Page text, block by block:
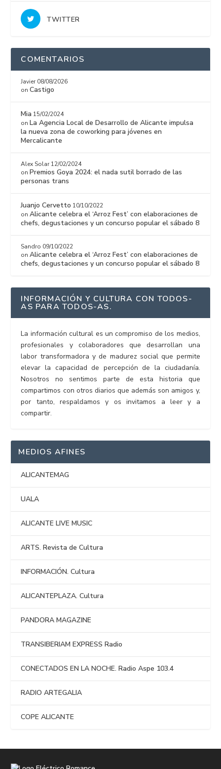
TWITTER
COMENTARIOS
Javier 08/08/2026
onCastigo
Mia 15/02/2024
onLa Agencia Local de Desarrollo de Alicante impulsa
la nueva zona de coworking para jóvenes en
Mercalicante
Alex Solar 12/02/2024
onPremios Goya 2024: el nada sutil borrado de las
personas trans
Juanjo Cervetto 10/10/2022
onAlicante celebra el ‘Arroz Fest’ con elaboraciones de
chefs, degustaciones y un concurso popular el sábado 8
Sandro 09/10/2022
onAlicante celebra el ‘Arroz Fest’ con elaboraciones de
chefs, degustaciones y un concurso popular el sábado 8
INFORMACIÓN Y CULTURA CON TODOS-
AS PARA TODOS-AS.
La información cultural es un compromiso de los medios,
profesionales y colaboradores que desarrollan una
labor transformadora y de madurez social que permite
elevar la capacidad de percepción de la ciudadanía.
Nosotros no sentimos parte de esta historia que
compartimos con otros diarios que además son amigos y,
por tanto, respaldamos y os invitamos a leer y a
compartir.
MEDIOS AFINES
ALICANTEMAG
UALA
ALICANTE LIVE MUSIC
ARTS. Revista de Cultura
INFORMACIÓN. Cultura
ALICANTEPLAZA. Cultura
PANDORA MAGAZINE
TRANSIBERIAM EXPRESS Radio
CONECTADOS EN LA NOCHE. Radio Aspe 103.4
RADIO ARTEGALIA
COPE ALICANTE